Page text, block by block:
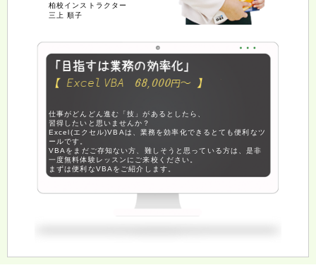
仕事がどんどん進む「技」があるとしたら、
習得したいと思いませんか？
Excel(エクセル)VBAは、業務を効率化できるとても便利なツ
ールです。
VBAをまだご存知ない方、難しそうと思っている方は、是非
一度無料体験レッスンにご来校ください。
まずは便利なVBAをご紹介します。
柏校インストラクター
三上 順子